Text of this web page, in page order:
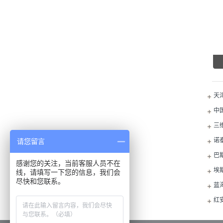
天
中
三
诺
巴
埃
蓝
红
请您留言
感谢您的关注，当前客服人员不在
线，请填写一下您的信息，我们会
尽快和您联系。